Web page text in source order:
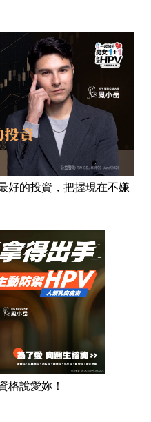
好的投資，把握現在不嫌
格說愛妳！